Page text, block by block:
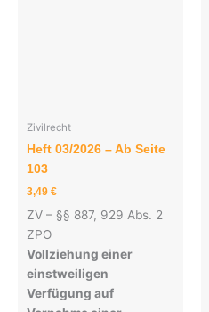
Zivilrecht
Heft 03/2026 – Ab Seite
103
3,49 €
ZV – §§ 887, 929 Abs. 2
ZPO
Vollziehung einer
einstweiligen
Verfügung auf